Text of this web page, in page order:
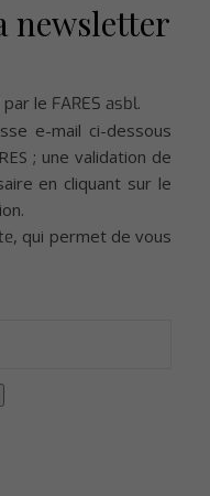
newsletter
le FARES asbl.
e-mail ci-dessous
; une validation de
en cliquant sur le
, qui permet de vous